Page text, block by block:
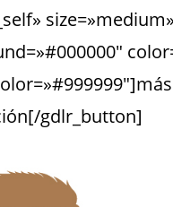
size=»medium»
gdlr_button]